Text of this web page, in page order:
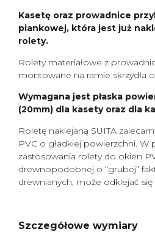
Kasetę oraz prowadnice
piankowej, która jest już
rolety.
Rolety materiałowe z
montowane na ramie skrzydła
Wymagana jest płaska
(20mm) dla kasety oraz dla
Roletę naklejaną SUITA
PVC o gładkiej powierzchni. W
zastosowania rolety do okien
drewnopodobnej o “grubej”
drewnianych, może odklejać
Szczegółowe wymiary